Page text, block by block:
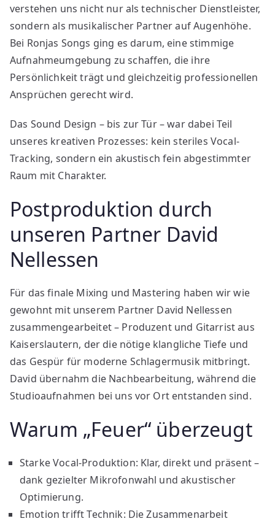
verstehen uns nicht nur als technischer Dienstleister,
sondern als musikalischer Partner auf Augenhöhe.
Bei Ronjas Songs ging es darum, eine stimmige
Aufnahmeumgebung zu schaffen, die ihre
Persönlichkeit trägt und gleichzeitig professionellen
Ansprüchen gerecht wird.
Das Sound Design – bis zur Tür – war dabei Teil
unseres kreativen Prozesses: kein steriles Vocal-
Tracking, sondern ein akustisch fein abgestimmter
Raum mit Charakter.
Postproduktion durch
unseren Partner David
Nellessen
Für das finale Mixing und Mastering haben wir wie
gewohnt mit unserem Partner David Nellessen
zusammengearbeitet – Produzent und Gitarrist aus
Kaiserslautern, der die nötige klangliche Tiefe und
das Gespür für moderne Schlagermusik mitbringt.
David übernahm die Nachbearbeitung, während die
Studioaufnahmen bei uns vor Ort entstanden sind.
Warum „Feuer“ überzeugt
Starke Vocal-Produktion: Klar, direkt und präsent –
dank gezielter Mikrofonwahl und akustischer
Optimierung.
Emotion trifft Technik: Die Zusammenarbeit